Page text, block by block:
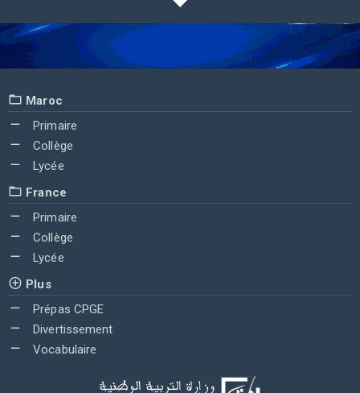
Maroc
Primaire
Collège
Lycée
France
Primaire
Collège
Lycée
Plus
Prépas CPGE
Divertissement
Vocabulaire